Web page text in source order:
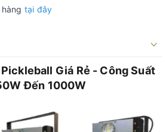
tại đây
Giá Rẻ - Công Suất
Đến 1000W